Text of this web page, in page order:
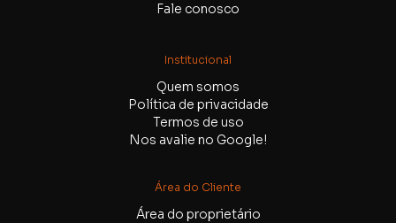
Fale conosco
Institucional
Quem somos
Política de privacidade
Termos de uso
Nos avalie no Google!
Área do Cliente
Área do proprietário